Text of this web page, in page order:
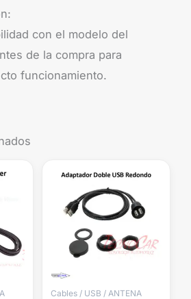
con el modelo del
de la compra para
funcionamiento.
Cables / USB / ANTENA